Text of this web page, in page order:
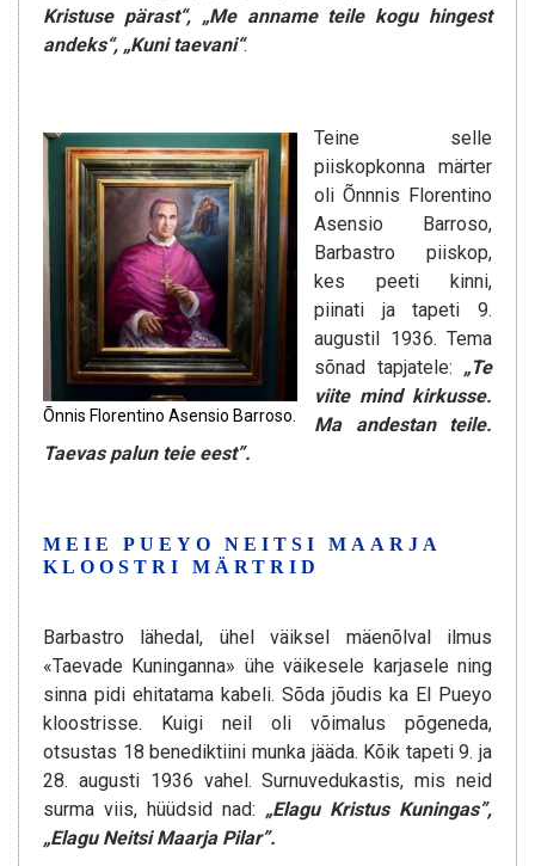
Kristuse pärast“, „Me anname teile kogu hingest
andeks“, „Kuni taevani“.
Õnnis Florentino Asensio Barroso.
Teine selle
piiskopkonna märter
oli Õnnnis Florentino
Asensio Barroso,
Barbastro piiskop,
kes peeti kinni,
piinati ja tapeti 9.
augustil 1936. Tema
sõnad tapjatele: „Te
viite mind kirkusse.
Ma andestan teile.
Taevas palun teie eest”.
MEIE PUEYO NEITSI MAARJA
KLOOSTRI MÄRTRID
Barbastro lähedal, ühel väiksel mäenõlval ilmus
«Taevade Kuninganna» ühe väikesele karjasele ning
sinna pidi ehitatama kabeli. Sõda jõudis ka El Pueyo
kloostrisse. Kuigi neil oli võimalus põgeneda,
otsustas 18 benediktiini munka jääda. Kõik tapeti 9. ja
28. augusti 1936 vahel. Surnuvedukastis, mis neid
surma viis, hüüdsid nad: „Elagu Kristus Kuningas”,
„Elagu Neitsi Maarja Pilar”.